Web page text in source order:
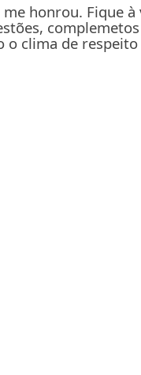
honrou. Fique à
o clima de